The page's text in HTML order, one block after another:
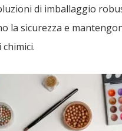
di imballaggio
la sicurezza e